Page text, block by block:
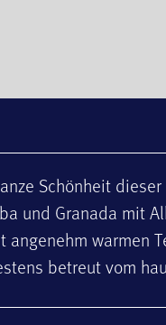
Schönheit dieser
und Granada mit
warmen
betreut vom